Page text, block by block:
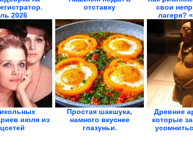
2026
отставку
свои
лагеря?
июля из
Простая шакшука,
намного вкуснее
глазуньи.
Древние
которые